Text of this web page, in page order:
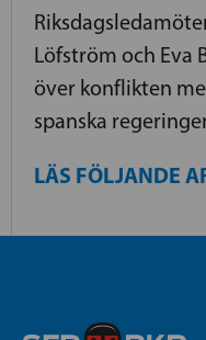
Löfström och Eva
över konflikten
spanska
LÄS FÖLJANDE